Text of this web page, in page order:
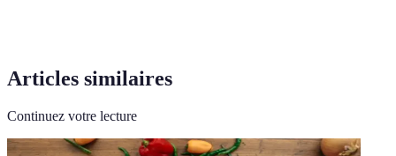
Articles similaires
Continuez votre lecture